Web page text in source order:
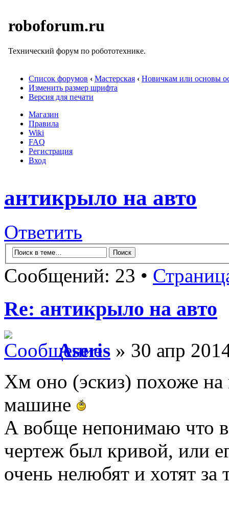
roboforum.ru
Технический форум по робототехнике.
Список форумов ‹ Мастерская ‹ Новичкам или основы
Изменить размер шрифта
Версия для печати
Магазин
Правила
Wiki
FAQ
Регистрация
Вход
антикрыло на авто
Ответить
Сообщений: 23 •
Re: антикрыло на авто
Aseris » 30 апр
Хм оно (эскиз) похоже
машине
А вобще непонимаю что в
чертеж был кривой, или
очень нелюбят и хотят за